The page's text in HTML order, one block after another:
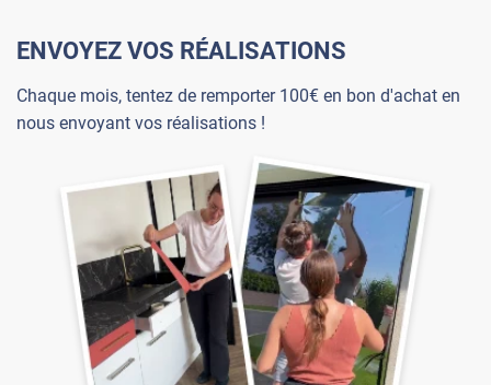
ENVOYEZ VOS RÉALISATIONS
Chaque mois, tentez de remporter 100€ en bon d'achat en
nous envoyant vos réalisations !